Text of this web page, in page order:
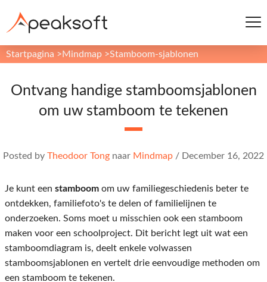
Startpagina > Mindmap >Stamboom-sjablonen
Ontvang handige stamboomsjablonen
om uw stamboom te tekenen
Posted by Theodoor Tong naar Mindmap / December 16, 2022
Je kunt een stamboom om uw familiegeschiedenis beter te
ontdekken, familiefoto's te delen of familielijnen te
onderzoeken. Soms moet u misschien ook een stamboom
maken voor een schoolproject. Dit bericht legt uit wat een
stamboomdiagram is, deelt enkele volwassen
stamboomsjablonen en vertelt drie eenvoudige methoden om
een ​​stamboom te tekenen.